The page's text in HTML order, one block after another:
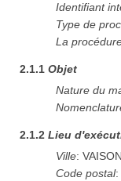
Identifiant
Type de
La
2.1.1Objet
Nature du
2.1.2Lieu
Ville:
Code postal